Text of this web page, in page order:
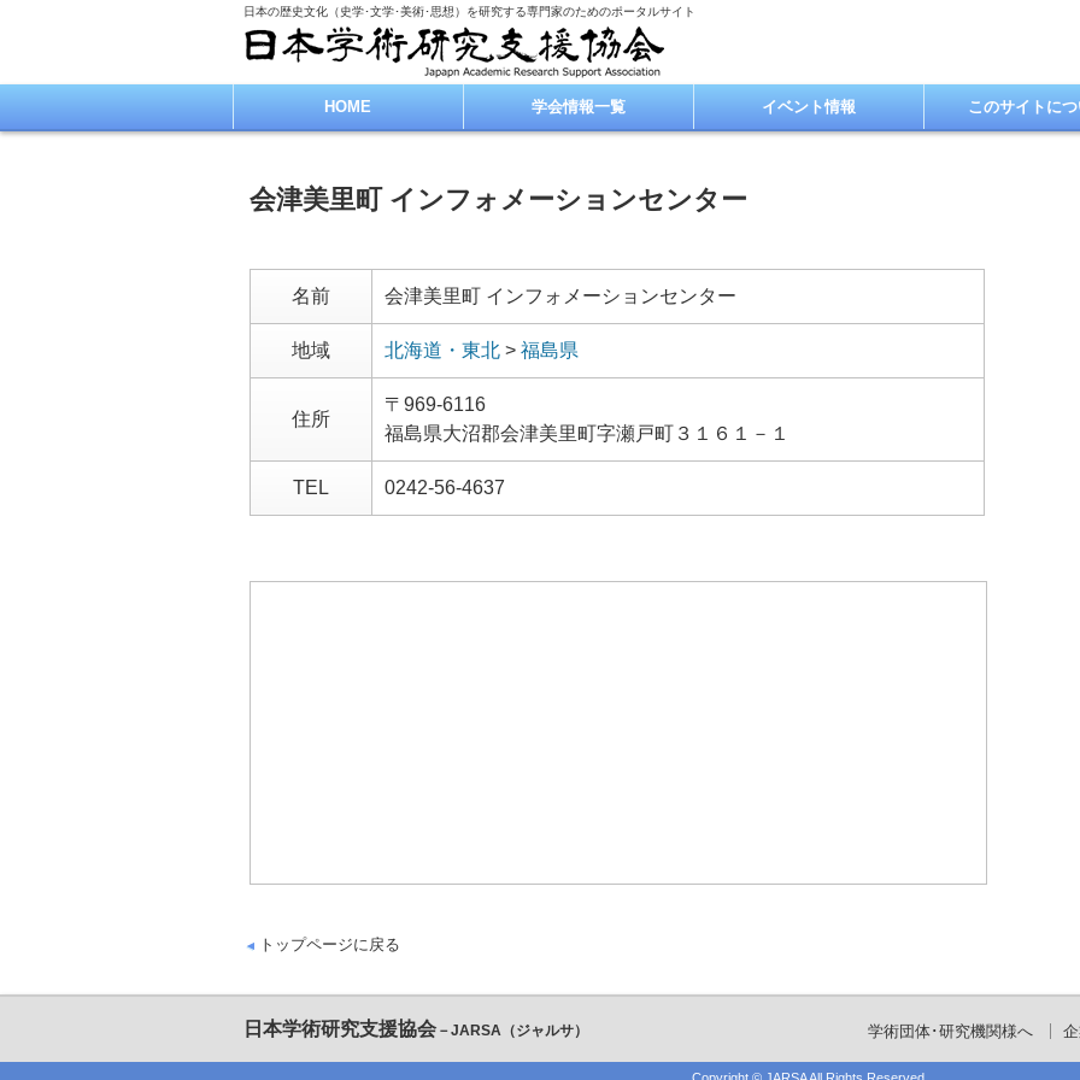
日本の歴史文化（史学･文学･美術･思想）を研究する専門家のためのポータルサイト
HOME 学会情報一覧 イベント情報 このサイトに
会津美里町 インフォメーションセンター
名前 会津美里町 インフォメーションセンター
地域 北海道・東北 > 福島県
住所
〒969-6116
福島県大沼郡会津美里町字瀬戸町３１６１－１
TEL 0242-56-4637
トップページに戻る
日本学術研究支援協会 －JARSA（ジャルサ） 学術団体･研究機関様へ